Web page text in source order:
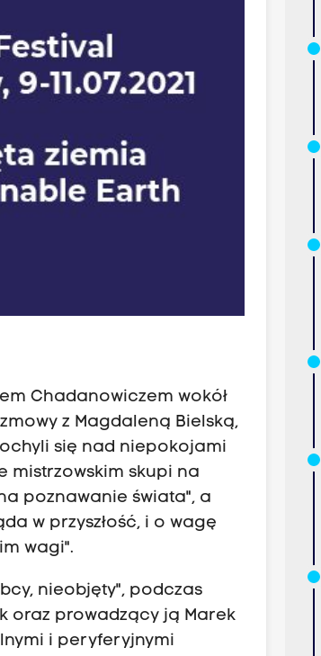
Chadanowiczem wokół
z Magdaleną Bielską,
się nad niepokojami
mistrzowskim skupi na
poznawanie świata", a
w przyszłość, i o wagę
wagi".
nieobjęty", podczas
oraz prowadzący ją Marek
i peryferyjnymi